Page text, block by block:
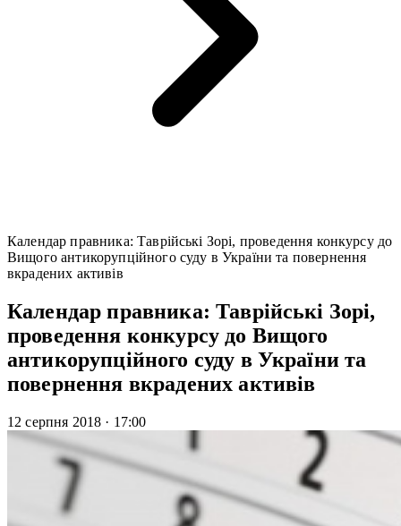
Календар правника: Таврійські Зорі, проведення конкурсу до
Вищого антикорупційного суду в України та повернення
вкрадених активів
Календар правника: Таврійські Зорі,
проведення конкурсу до Вищого
антикорупційного суду в України та
повернення вкрадених активів
12 серпня 2018 · 17:00